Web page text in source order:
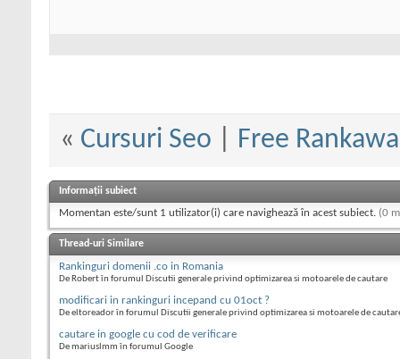
« Cursuri Seo Free
Informații subiect
Momentan este/sunt 1 utilizator(i) care navighează în acest subiect. (0
Thread-uri Similare
Rankinguri domenii .co in Romania
De Robert în forumul Discutii generale privind optimizarea si motoarele de cautare
modificari in rankinguri incepand cu 01oct ?
De eltoreador în forumul Discutii generale privind optimizarea si motoarele de
cautare in google cu cod de verificare
De mariuslmm în forumul Google